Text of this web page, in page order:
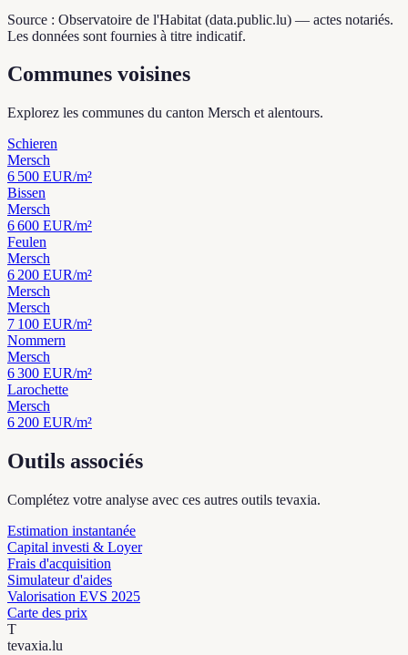
Source : Observatoire de l'Habitat (data.public.lu) — actes notariés.
Les données sont fournies à titre indicatif.
Communes voisines
Explorez les communes du canton Mersch et alentours.
Schieren
Mersch
6 500 EUR/m²
Bissen
Mersch
6 600 EUR/m²
Feulen
Mersch
6 200 EUR/m²
Mersch
Mersch
7 100 EUR/m²
Nommern
Mersch
6 300 EUR/m²
Larochette
Mersch
6 200 EUR/m²
Outils associés
Complétez votre analyse avec ces autres outils tevaxia.
Estimation instantanée
Capital investi & Loyer
Frais d'acquisition
Simulateur d'aides
Valorisation EVS 2025
Carte des prix
T
tevaxia.lu